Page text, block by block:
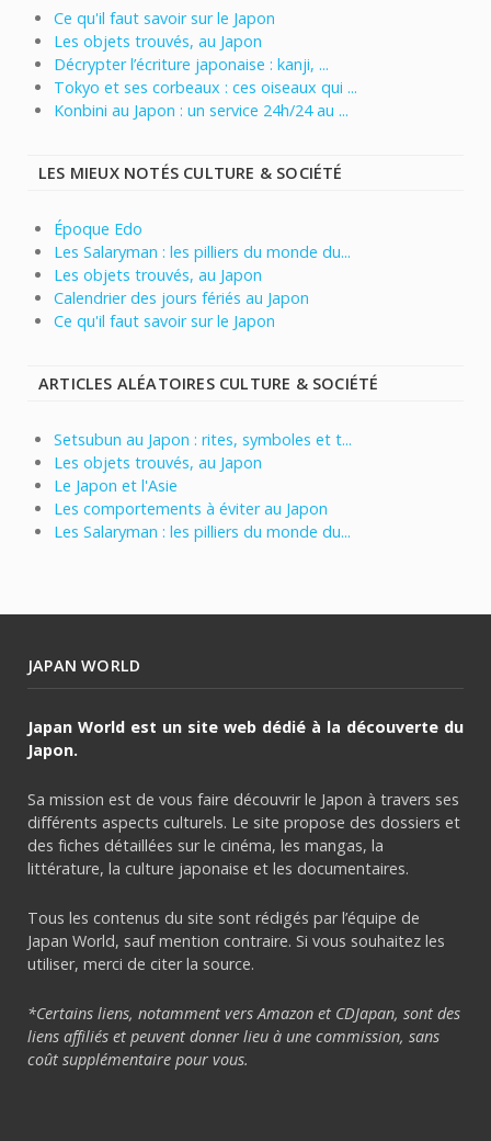
Ce qu'il faut savoir sur le Japon
Les objets trouvés, au Japon
Décrypter l’écriture japonaise : kanji, ...
Tokyo et ses corbeaux : ces oiseaux qui ...
Konbini au Japon : un service 24h/24 au ...
LES MIEUX NOTÉS CULTURE & SOCIÉTÉ
Époque Edo
Les Salaryman : les pilliers du monde du...
Les objets trouvés, au Japon
Calendrier des jours fériés au Japon
Ce qu'il faut savoir sur le Japon
ARTICLES ALÉATOIRES CULTURE & SOCIÉTÉ
Setsubun au Japon : rites, symboles et t...
Les objets trouvés, au Japon
Le Japon et l'Asie
Les comportements à éviter au Japon
Les Salaryman : les pilliers du monde du...
JAPAN WORLD
Japan World est un site web dédié à la découverte du
Japon.
Sa mission est de vous faire découvrir le Japon à travers ses
différents aspects culturels. Le site propose des dossiers et
des fiches détaillées sur le cinéma, les mangas, la
littérature, la culture japonaise et les documentaires.
Tous les contenus du site sont rédigés par l’équipe de
Japan World, sauf mention contraire. Si vous souhaitez les
utiliser, merci de citer la source.
*Certains liens, notamment vers Amazon et CDJapan, sont des
liens affiliés et peuvent donner lieu à une commission, sans
coût supplémentaire pour vous.